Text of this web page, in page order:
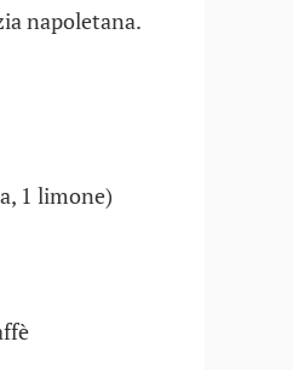
napoletana.
1 limone)